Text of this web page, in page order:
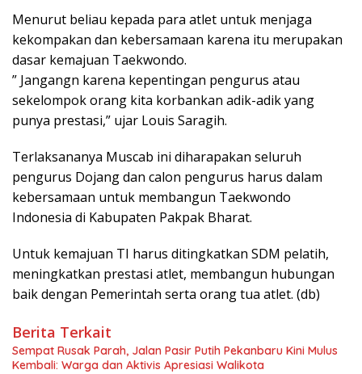
Menurut beliau kepada para atlet untuk menjaga
kekompakan dan kebersamaan karena itu merupakan
dasar kemajuan Taekwondo.
” Jangangn karena kepentingan pengurus atau
sekelompok orang kita korbankan adik-adik yang
punya prestasi,” ujar Louis Saragih.
Terlaksananya Muscab ini diharapakan seluruh
pengurus Dojang dan calon pengurus harus dalam
kebersamaan untuk membangun Taekwondo
Indonesia di Kabupaten Pakpak Bharat.
Untuk kemajuan TI harus ditingkatkan SDM pelatih,
meningkatkan prestasi atlet, membangun hubungan
baik dengan Pemerintah serta orang tua atlet. (db)
Berita Terkait
Sempat Rusak Parah, Jalan Pasir Putih Pekanbaru Kini Mulus
Kembali: Warga dan Aktivis Apresiasi Walikota